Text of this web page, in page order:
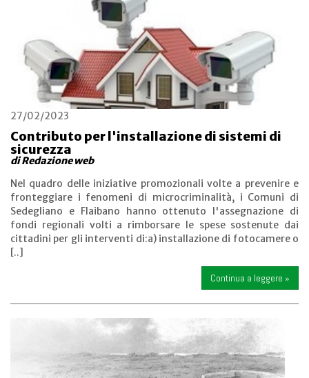
27/02/2023
Contributo per l'installazione di sistemi di
sicurezza
di Redazione web
Nel quadro delle iniziative promozionali volte a prevenire e
fronteggiare i fenomeni di microcriminalità, i Comuni di
Sedegliano e Flaibano hanno ottenuto l'assegnazione di
fondi regionali volti a rimborsare le spese sostenute dai
cittadini per gli interventi di:a) installazione di fotocamere o
[..]
Continua a leggere »